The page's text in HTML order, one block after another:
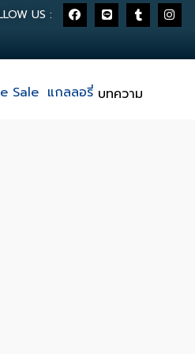
US :
Sale แกลลอรี่ บทความ